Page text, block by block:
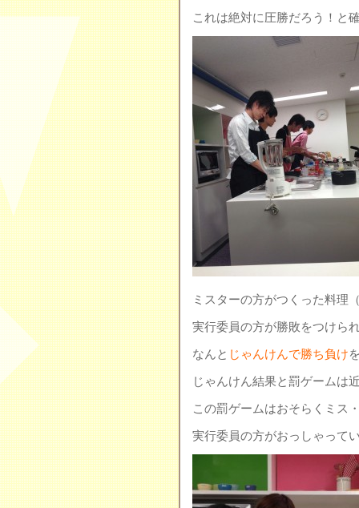
これは絶対に圧勝だろう！と
ミスターの方がつくった料理
実行委員の方が勝敗をつけら
なんと じゃんけんで勝ち負け
じゃんけん結果と罰ゲームは
この罰ゲームはおそらくミス
実行委員の方がおっしゃって